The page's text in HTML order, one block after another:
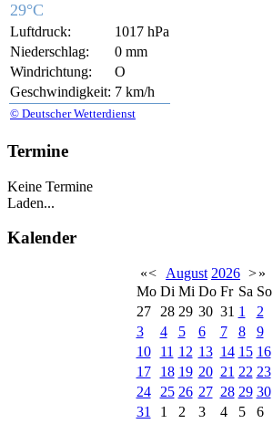
29°C
Luftdruck:
1017 hPa
Niederschlag:
0 mm
Windrichtung:
O
Geschwindigkeit: 7 km/h
© Deutscher Wetterdienst
Termine
Keine Termine
Laden...
Kalender
«< August 2026 >»
Mo Di Mi Do Fr Sa So
27
28 29 30 31 1
2
3
4 5 6 7 8
9
10
11 12 13 14 15 16
17
18 19 20 21 22 23
24
25 26 27 28 29 30
31
1 2 3 4 5 6